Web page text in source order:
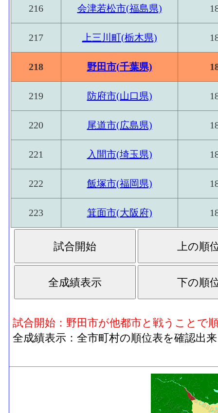
216 会津若松市(福島県)
217 上三川町(栃木県)
218 野田市(千葉県)
219 防府市(山口県)
220 尾道市(広島県)
221 入間市(埼玉県)
222 飯塚市(福岡県)
223 箕面市(大阪府)
試合開始：野田市が他都市と戦うことで
全成績表示：全市町村の順位表を確認出